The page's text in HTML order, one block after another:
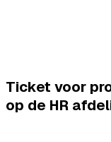
Ticket voor
op de HR